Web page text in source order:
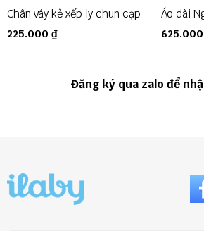
Chân váy kẻ xếp ly chun cạp
225.000 ₫
Áo dài
Đăng ký qua zalo để